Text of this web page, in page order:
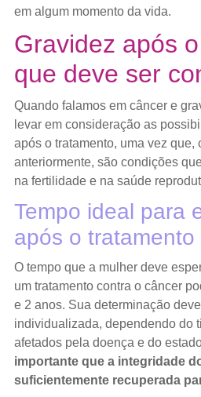
em algum momento da vida.
Gravidez após
que deve ser
Quando falamos em câncer e
levar em consideração as
após o tratamento, uma vez que,
anteriormente, são condições
na fertilidade e na saúde
Tempo ideal para
após o tratamento
O tempo que a mulher deve
um tratamento contra o câncer
e 2 anos. Sua determinação
individualizada, dependendo do
afetados pela doença e do
importante que a integridade
suficientemente recuperada